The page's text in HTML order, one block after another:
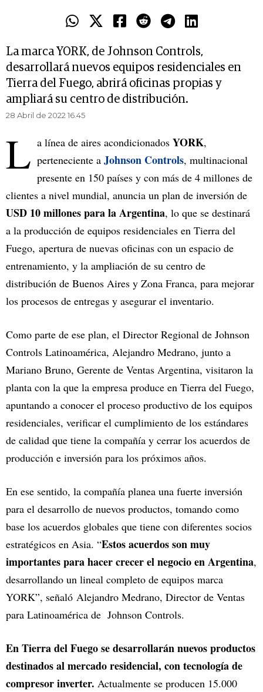
La marca YORK, de Johnson Controls,
desarrollará nuevos equipos residenciales en
Tierra del Fuego, abrirá oficinas propias y
ampliará su centro de distribución.
28 Abril de 2022 16.45
L a línea de aires acondicionados YORK,
perteneciente a Johnson Controls, multinacional
presente en 150 países y con más de 4 millones de
clientes a nivel mundial, anuncia un plan de inversión de
USD 10 millones para la Argentina, lo que se destinará
a la producción de equipos residenciales en Tierra del
Fuego, apertura de nuevas oficinas con un espacio de
entrenamiento, y la ampliación de su centro de
distribución de Buenos Aires y Zona Franca, para mejorar
los procesos de entregas y asegurar el inventario.
Como parte de ese plan, el Director Regional de Johnson
Controls Latinoamérica, Alejandro Medrano, junto a
Mariano Bruno, Gerente de Ventas Argentina, visitaron la
planta con la que la empresa produce en Tierra del Fuego,
apuntando a conocer el proceso productivo de los equipos
residenciales, verificar el cumplimiento de los estándares
de calidad que tiene la compañía y cerrar los acuerdos de
producción e inversión para los próximos años.
En ese sentido, la compañía planea una fuerte inversión
para el desarrollo de nuevos productos, tomando como
base los acuerdos globales que tiene con diferentes socios
estratégicos en Asia. “Estos acuerdos son muy
importantes para hacer crecer el negocio en Argentina,
desarrollando un lineal completo de equipos marca
YORK”, señaló Alejandro Medrano, Director de Ventas
para Latinoamérica de Johnson Controls.
En Tierra del Fuego se desarrollarán nuevos productos
destinados al mercado residencial, con tecnología de
compresor inverter. Actualmente se producen 15.000